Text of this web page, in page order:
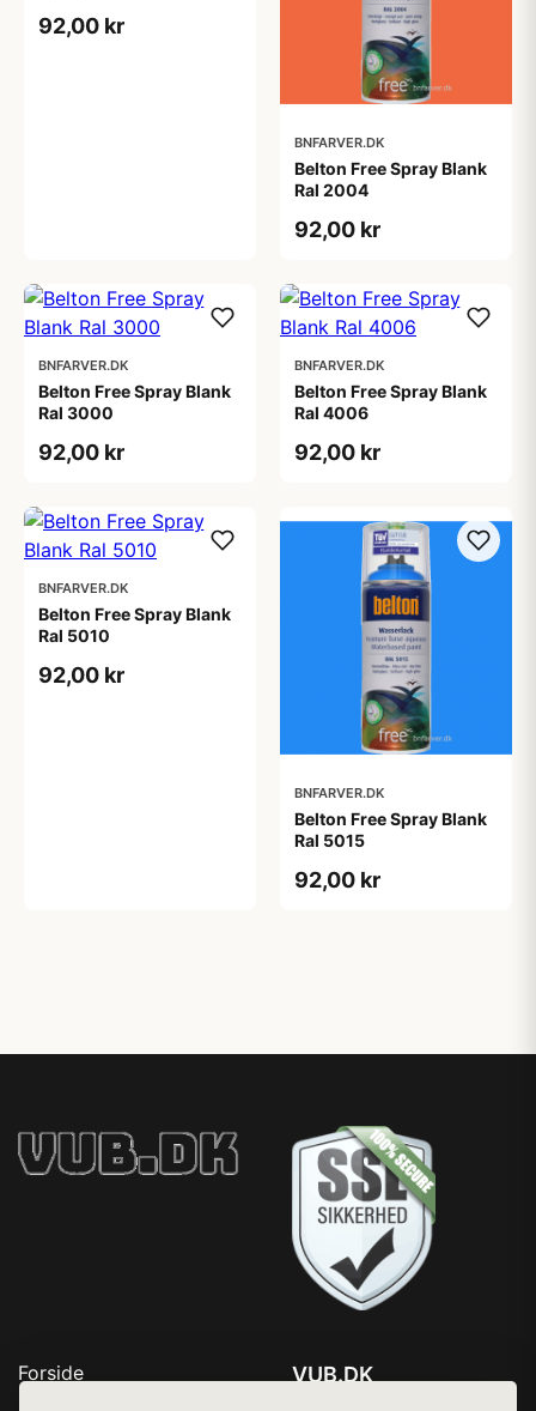
92,00 kr
BNFARVER.DK
Belton Free Spray Blank
Ral 2004
92,00 kr
BNFARVER.DK
Belton Free Spray Blank
Ral 3000
92,00 kr
BNFARVER.DK
Belton Free Spray Blank
Ral 4006
92,00 kr
BNFARVER.DK
Belton Free Spray Blank
Ral 5010
92,00 kr
BNFARVER.DK
Belton Free Spray Blank
Ral 5015
92,00 kr
Forside
VUB.DK